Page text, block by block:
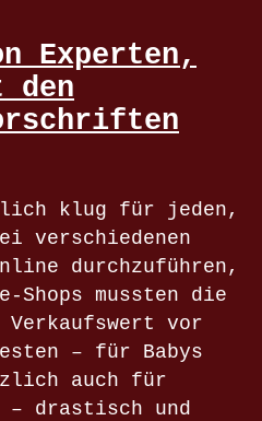
Experten,
klug für jeden,
verschiedenen
durchzuführen,
Shops mussten die
vor
– für Babys
auch für
– drastisch und